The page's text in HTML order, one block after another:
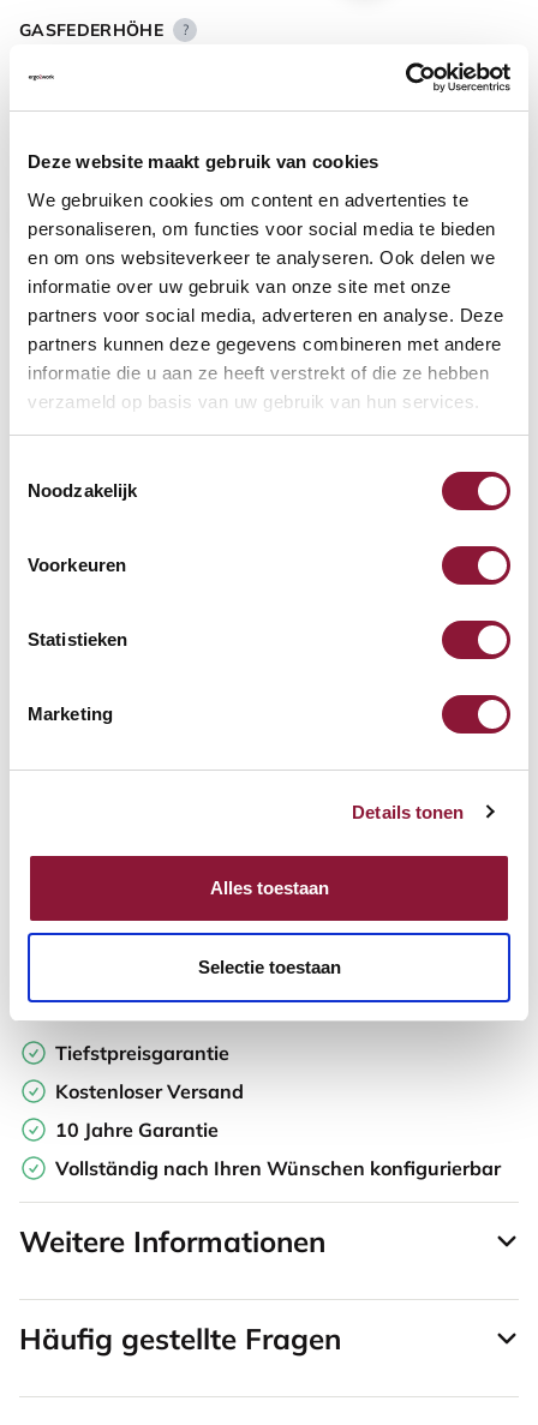
Deze website maakt gebruik van cookies
We gebruiken cookies om content en advertenties te
personaliseren, om functies voor social media te bieden
en om ons websiteverkeer te analyseren. Ook delen we
informatie over uw gebruik van onze site met onze
partners voor social media, adverteren en analyse. Deze
partners kunnen deze gegevens combineren met andere
informatie die u aan ze heeft verstrekt of die ze hebben
verzameld op basis van uw gebruik van hun services.
Noodzakelijk
Voorkeuren
Statistieken
Marketing
Details tonen
Alles toestaan
Selectie toestaan
GASFEDERHÖHE ?
FUSSRING ?
FUSSRING AUS POLIERTEM ALUMINIUM ?
Verfügbar
Auf der Suche nach Stückzahlen? Machen Sie Ihren Arbeitsplatz
komplett und fordern Sie direkt ein individuelles Angebot an.
Zur Vergleichsliste hinzufügen
Tiefstpreisgarantie
Kostenloser Versand
10 Jahre Garantie
Vollständig nach Ihren Wünschen konfigurierbar
Weitere Informationen
Häufig gestellte Fragen